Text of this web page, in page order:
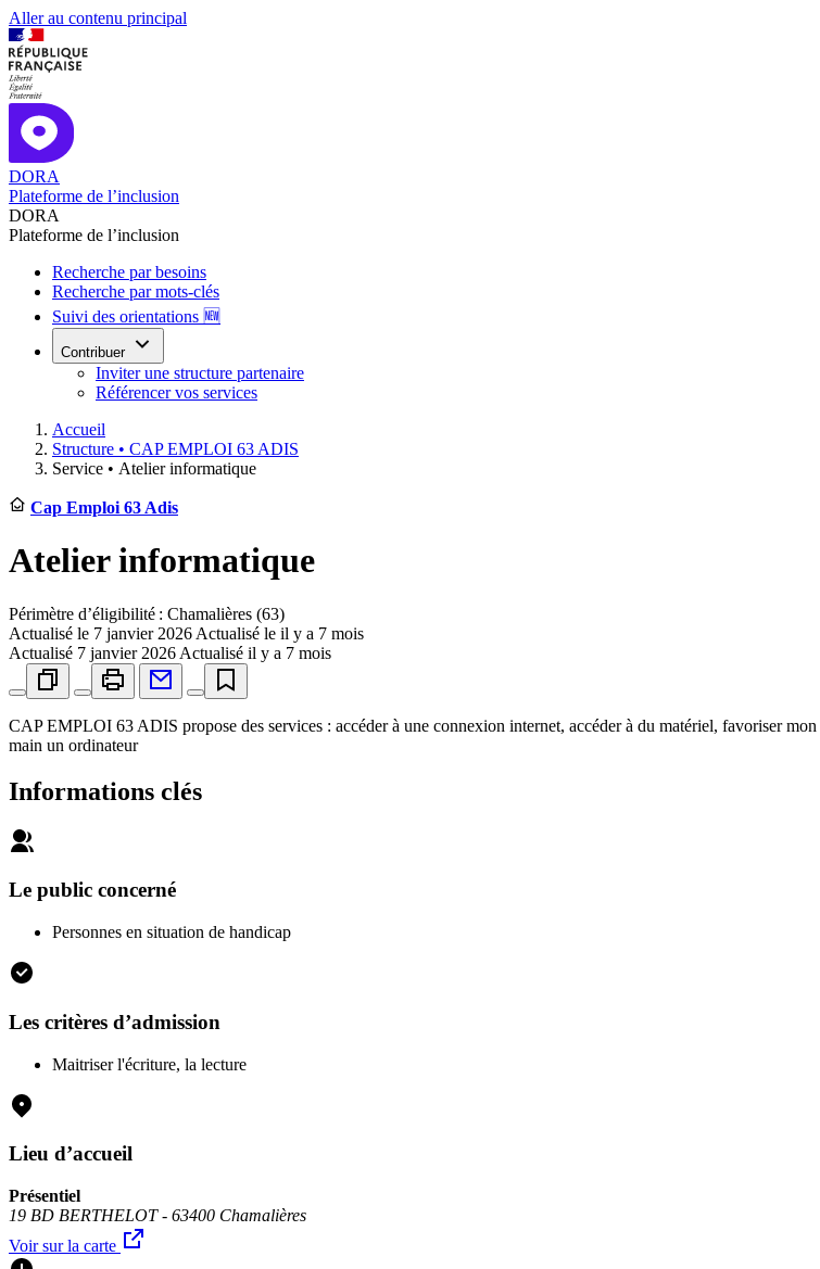
Aller au contenu principal
DORA
Plateforme de l’inclusion
DORA
Plateforme de l’inclusion
Recherche par besoins
Recherche par mots-clés
Suivi des orientations 🆕
Contribuer
Inviter une structure partenaire
Référencer vos services
Accueil
Structure • CAP EMPLOI 63 ADIS
Service • Atelier informatique
Cap Emploi 63 Adis
Atelier informatique
Périmètre d’éligibilité : Chamalières (63)
Actualisé le 7 janvier 2026 Actualisé le il y a 7 mois
Actualisé 7 janvier 2026 Actualisé il y a 7 mois
CAP EMPLOI 63 ADIS propose des services : accéder à une connexion internet, accéder à du matériel, favoriser
main un ordinateur
Informations clés
Le public concerné
Personnes en situation de handicap
Les critères d’admission
Maitriser l'écriture, la lecture
Lieu d’accueil
Présentiel
19 BD BERTHELOT - 63400 Chamalières
Voir sur la carte